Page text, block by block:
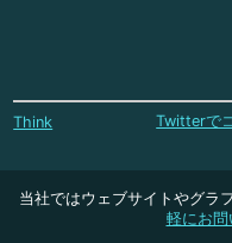
Think Twitterで
当社ではウェブサイトやグラ
軽にお